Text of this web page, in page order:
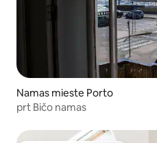
Namas mieste Porto
prt Bičo namas